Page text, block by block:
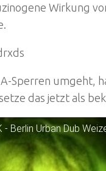
Wirkung
Sperren umgeht,
das jetzt als
- Berlin Urban Dub